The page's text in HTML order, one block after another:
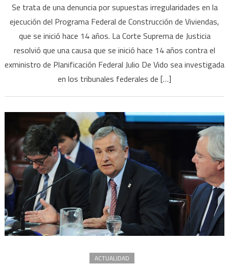
Corte
resolvió
quién
investigará
a
una
causa
irregularidades
en
de
viviendas
Se trata de una denuncia por supuestas irregularidades en la
ejecución del Programa Federal de Construcción de Viviendas,
que se inició hace 14 años. La Corte Suprema de Justicia
resolvió que una causa que se inició hace 14 años contra el
exministro de Planificación Federal Julio De Vido sea investigada
en los tribunales federales de […]
ACTUALIDAD